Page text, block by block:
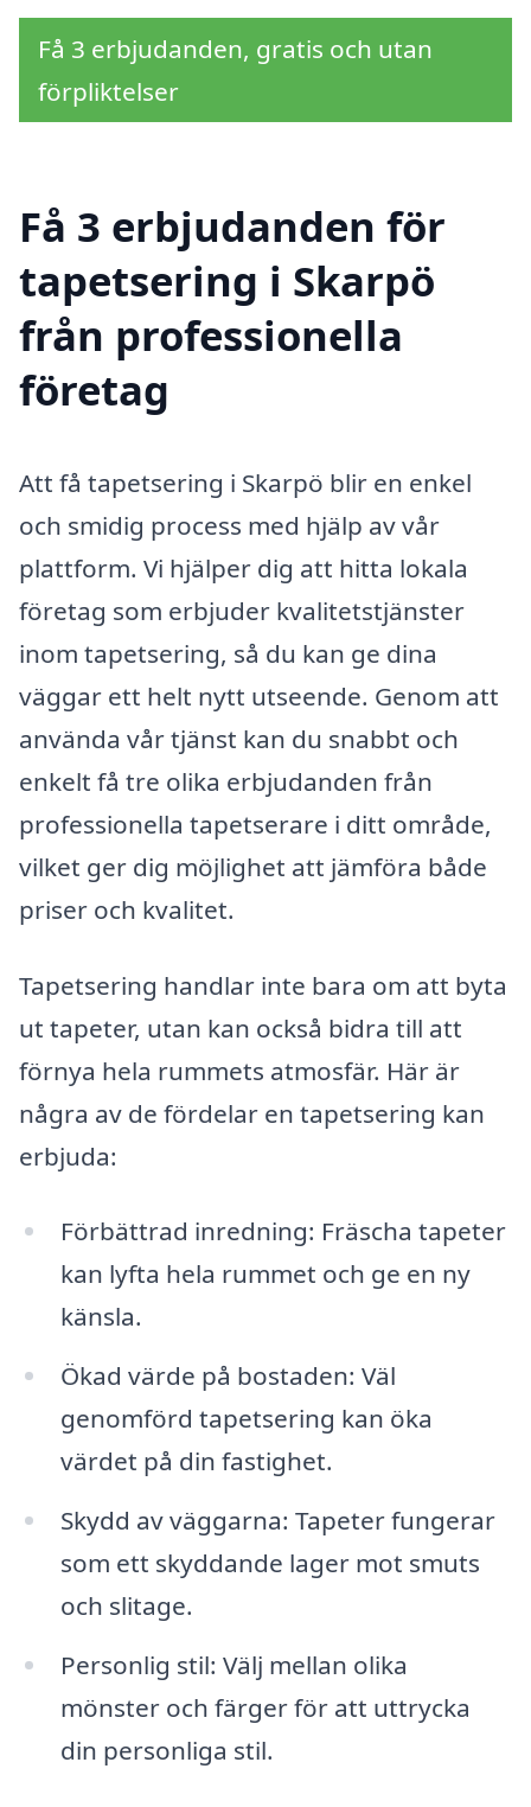
Få 3 erbjudanden, gratis och utan
förpliktelser
Få 3 erbjudanden för
tapetsering i Skarpö
från professionella
företag
Att få tapetsering i Skarpö blir en enkel
och smidig process med hjälp av vår
plattform. Vi hjälper dig att hitta lokala
företag som erbjuder kvalitetstjänster
inom tapetsering, så du kan ge dina
väggar ett helt nytt utseende. Genom att
använda vår tjänst kan du snabbt och
enkelt få tre olika erbjudanden från
professionella tapetserare i ditt område,
vilket ger dig möjlighet att jämföra både
priser och kvalitet.
Tapetsering handlar inte bara om att byta
ut tapeter, utan kan också bidra till att
förnya hela rummets atmosfär. Här är
några av de fördelar en tapetsering kan
erbjuda:
Förbättrad inredning: Fräscha tapeter
kan lyfta hela rummet och ge en ny
känsla.
Ökad värde på bostaden: Väl
genomförd tapetsering kan öka
värdet på din fastighet.
Skydd av väggarna: Tapeter fungerar
som ett skyddande lager mot smuts
och slitage.
Personlig stil: Välj mellan olika
mönster och färger för att uttrycka
din personliga stil.